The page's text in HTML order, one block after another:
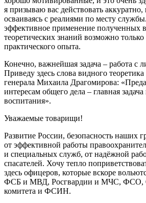
я призываю вас действовать
осваиваясь с реалиями по месту
эффективное применение полученных
теоретических знаний возможно
практического опыта.
Конечно, важнейшая задача – работа с
Приведу здесь слова видного
генерала Михаила Драгомирова:
интересам общего дела – главная
воспитания».
Уважаемые товарищи!
Развитие России, безопасность наших
от эффективной работы
и специальных служб, от надёжной
спасателей. Хочу тепло
здесь офицеров, которые вскоре
ФСБ и МВД, Росгвардии и МЧС, ФСО,
комитета и ФСИН.